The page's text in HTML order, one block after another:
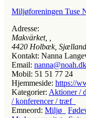
Miljøforeningen Tuse
Adresse:
Makvärket, ,
4420 Holbæk, Sjælland
Kontakt: Nanna
Email: nanna@noah.dk
Mobil: 51 51 77 24
Hjemmeside: https://
Kategorier: Aktioner /
/ konferencer / træf
Emneord: Miljø